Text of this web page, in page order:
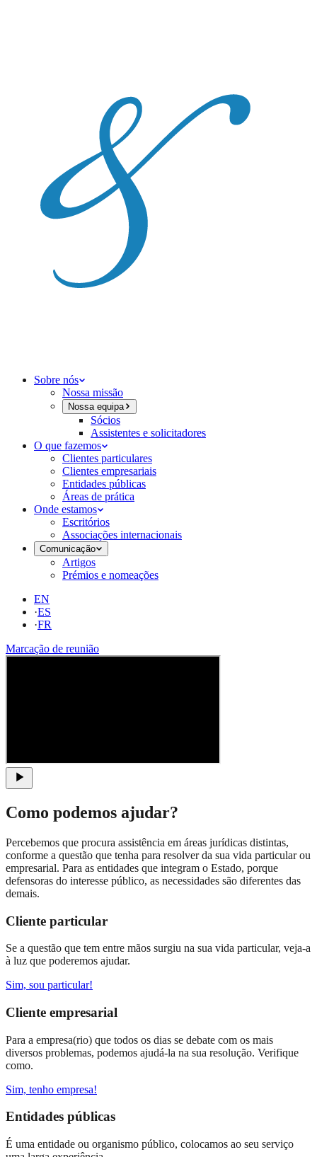
Sobre nós
Nossa missão
Nossa equipa
Sócios
Assistentes e solicitadores
O que fazemos
Clientes particulares
Clientes empresariais
Entidades públicas
Áreas de prática
Onde estamos
Escritórios
Associações internacionais
Comunicação
Artigos
Prémios e nomeações
EN
·ES
·FR
Marcação de reunião
Como podemos ajudar?
Percebemos que procura assistência em áreas jurídicas distintas,
conforme a questão que tenha para resolver da sua vida particular ou
empresarial. Para as entidades que integram o Estado, porque
defensoras do interesse público, as necessidades são diferentes das
demais.
Cliente particular
Se a questão que tem entre mãos surgiu na sua vida particular, veja-a
à luz que poderemos ajudar.
Sim, sou particular!
Cliente empresarial
Para a empresa(rio) que todos os dias se debate com os mais
diversos problemas, podemos ajudá-la na sua resolução. Verifique
como.
Sim, tenho empresa!
Entidades públicas
É uma entidade ou organismo público, colocamos ao seu serviço